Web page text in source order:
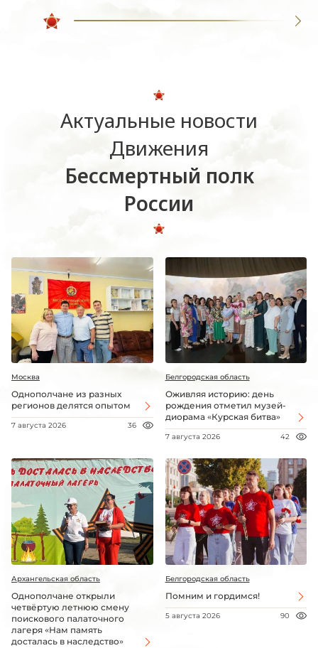
Актуальные новости
Движения
Бессмертный полк
России
Москва
Однополчане из разных
регионов делятся опытом
7 августа 2026 36
Белгородская область
Оживляя историю: день
рождения отметил музей-
диорама «Курская битва»
7 августа 2026 42
Архангельская область
Однополчане открыли
четвёртую летнюю смену
поискового палаточного
лагеря «Нам память
досталась в наследство»
Белгородская область
Помним и гордимся!
5 августа 2026 90